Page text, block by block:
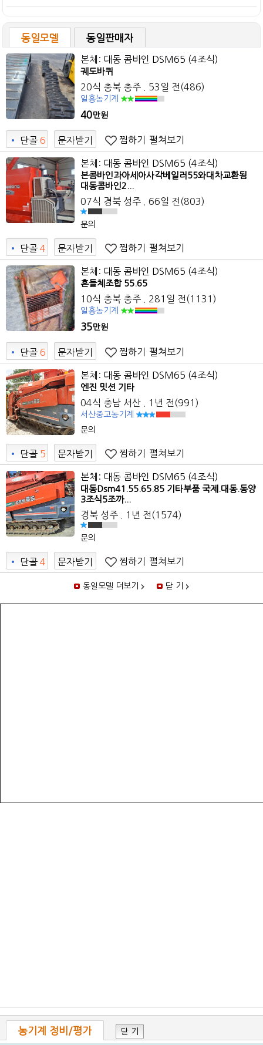
동일모델 동일판매자
본체: 대동 콤바인 DSM65 (4조식)
궤도바퀴
20식 충북 충주 . 53일 전(486)
일흥농기계
40만원
• 단골 6
1
문자받기 찜하기 펼쳐보기
본체: 대동 콤바인 DSM65 (4조식)
본콤바인과아세아사각베일러55와대차교환됨
대동콤바인2...
07식 경북 성주 . 66일 전(803)
문의
• 단골 4
2
문자받기 찜하기 펼쳐보기
본체: 대동 콤바인 DSM65 (4조식)
흔들체조합 55.65
10식 충북 충주 . 281일 전(1131)
일흥농기계
35만원
• 단골 6
1
문자받기 찜하기 펼쳐보기
본체: 대동 콤바인 DSM65 (4조식)
엔진 밋션 기타
04식 충남 서산 . 1년 전(991)
서산중고농기계
문의
• 단골 5
0
문자받기 찜하기 펼쳐보기
본체: 대동 콤바인 DSM65 (4조식)
대동Dsm41.55.65.85 기타부품 국제.대동.동양
3조식5조까...
경북 성주 . 1년 전(1574)
문의
• 단골 4
2
문자받기 찜하기 펼쳐보기
동일모델 더보기 닫 기
농기계 정비/평가 닫 기